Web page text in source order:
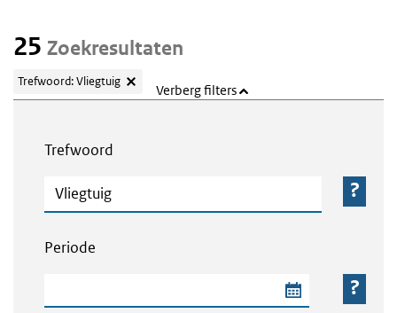
25 Zoekresultaten
Trefwoord: Vliegtuig
Verberg filters
Trefwoord
Trefwoord
Periode